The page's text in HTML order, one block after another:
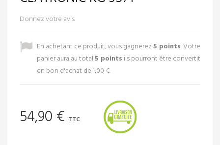
Donnez votre avis
En achetant ce produit, vous gagnerez5 points. Votre
panier aura au total5 points ils pourront être convertit
en bon d'achat de1,00 €.
54,90 € TTC